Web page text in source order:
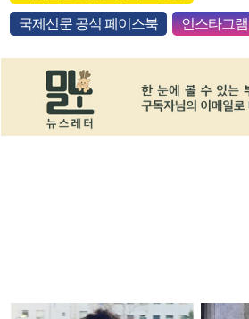
국제신문 공식 페이스북 인스타그램